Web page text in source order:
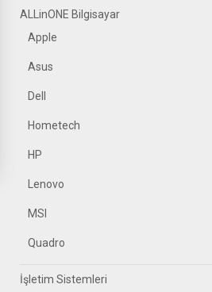
ALLinONE Bilgisayar
Apple
Asus
Dell
Hometech
HP
Lenovo
MSI
Quadro
İşletim Sistemleri